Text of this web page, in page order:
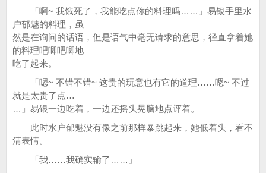
「啊~ 我饿死了，我能吃点你的料理吗……」易银手里水
户郁魅的料理，虽
然是在询问的话语，但是语气中毫无请求的意思，径直拿着她
的料理吧唧吧唧地
吃了起来。
「嗯~ 不错不错~ 这贵的玩意也有它的道理……嗯~ 不过
就是太贵了点…
…」易银一边吃着，一边还摇头晃脑地点评着。
此时水户郁魅没有像之前那样暴跳起来，她低着头，看不
清表情。
「我……我确实输了……」